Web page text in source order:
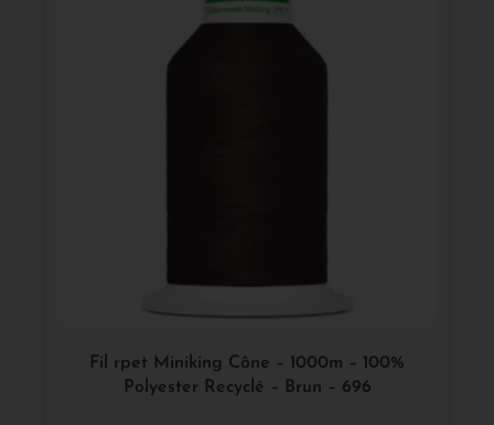
Fil rpet Miniking Cône – 1000m – 100%
Polyester Recyclé – Brun – 696